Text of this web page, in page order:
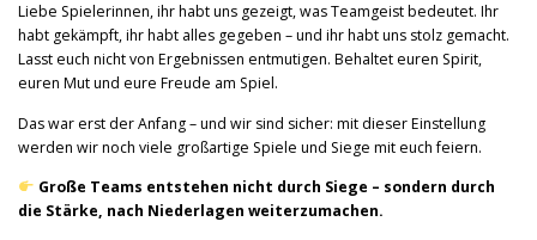
Liebe Spielerinnen, ihr habt uns gezeigt, was Teamgeist bedeutet. Ihr
habt gekämpft, ihr habt alles gegeben – und ihr habt uns stolz gemacht.
Lasst euch nicht von Ergebnissen entmutigen. Behaltet euren Spirit,
euren Mut und eure Freude am Spiel.
Das war erst der Anfang – und wir sind sicher: mit dieser Einstellung
werden wir noch viele großartige Spiele und Siege mit euch feiern.
Große Teams entstehen nicht durch Siege – sondern durch
die Stärke, nach Niederlagen weiterzumachen.